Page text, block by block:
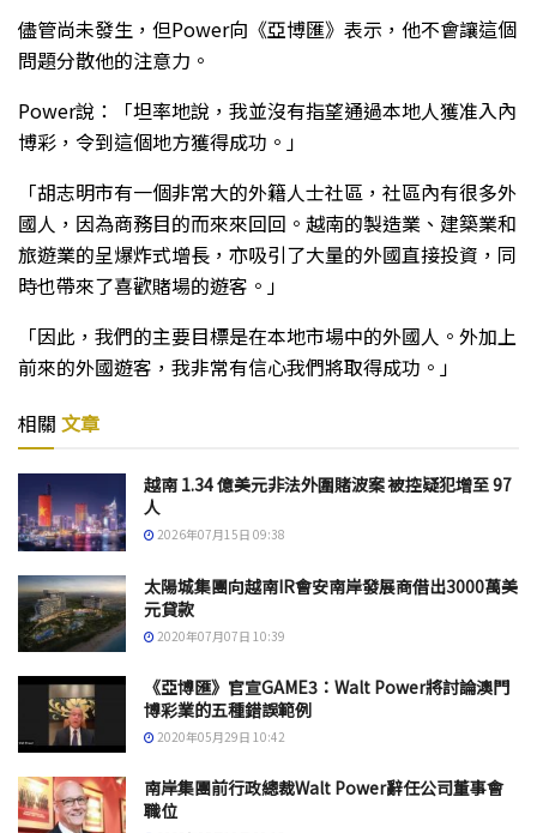
儘管尚未發生，但Power向《亞博匯》表示，他不會讓這個
問題分散他的注意力。
Power說：「坦率地說，我並沒有指望通過本地人獲准入內
博彩，令到這個地方獲得成功。」
「胡志明市有一個非常大的外籍人士社區，社區內有很多外
國人，因為商務目的而來來回回。越南的製造業、建築業和
旅遊業的呈爆炸式增長，亦吸引了大量的外國直接投資，同
時也帶來了喜歡賭場的遊客。」
「因此，我們的主要目標是在本地市場中的外國人。外加上
前來的外國遊客，我非常有信心我們將取得成功。」
相關 文章
越南 1.34 億美元非法外圍賭波案 被控疑犯增至 97
人
2026年07月15日 09:38
太陽城集團向越南IR會安南岸發展商借出3000萬美
元貸款
2020年07月07日 10:39
《亞博匯》官宣GAME3：Walt Power將討論澳門
博彩業的五種錯誤範例
2020年05月29日 10:42
南岸集團前行政總裁Walt Power辭任公司董事會
職位